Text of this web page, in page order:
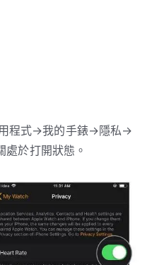
程式→我的手錶→隱私→
於打開狀態。